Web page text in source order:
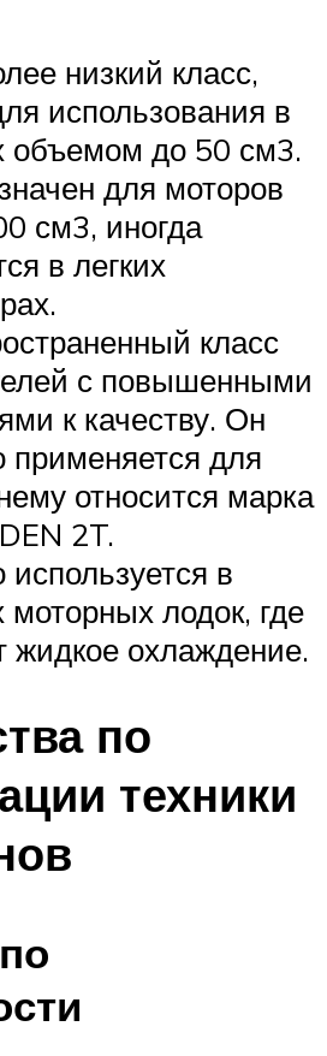
низкий класс,
использования в
объемом до 50 см3.
для моторов
см3, иногда
в легких
класс
с повышенными
к качеству. Он
применяется для
относится марка
2T.
в
моторных лодок, где
жидкое охлаждение.
по
техники